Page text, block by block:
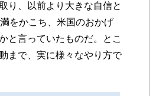
り、以前より大きな自信と
をかこち、米国のおかげ
と言っていたものだ。とこ
まで、実に様々なやり方で